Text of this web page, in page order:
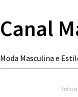
Canal
Moda Masculina e
Início